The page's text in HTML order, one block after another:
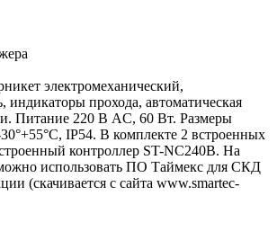
электромеханический,
индикаторы прохода, автоматическая
Питание 220 В AC, 60 Вт. Размеры
IP54. В комплекте 2 встроенных
контроллер ST-NC240B. На
использовать ПО Таймекс для СКД
(скачивается с сайта www.smartec-